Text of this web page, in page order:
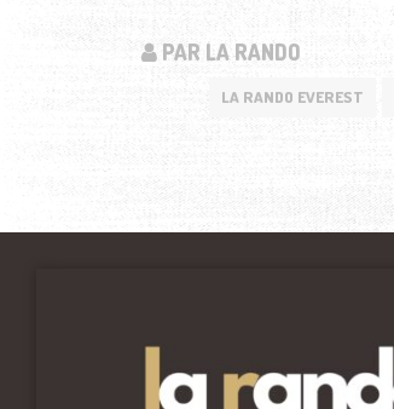
PAR LA RANDO
LA RANDO EVEREST